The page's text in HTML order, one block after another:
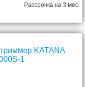
Рассрочка на 3 мес.
KATANA
1